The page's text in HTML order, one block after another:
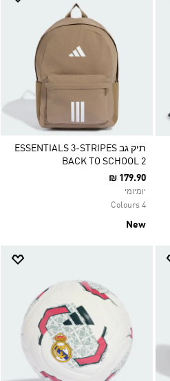
תיק גב ESSENTIALS 3-STRIPES
BACK TO SCHOOL 2
₪ 179.90
יומיומי
4 Colours
New